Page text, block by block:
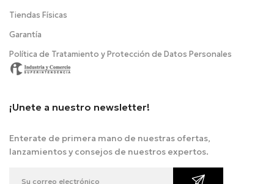
Tiendas Físicas
Garantía
Política de Tratamiento y Protección de Datos Personales
¡Unete a nuestro newsletter!
Enterate de primera mano de nuestras ofertas,
lanzamientos y consejos de nuestros expertos.